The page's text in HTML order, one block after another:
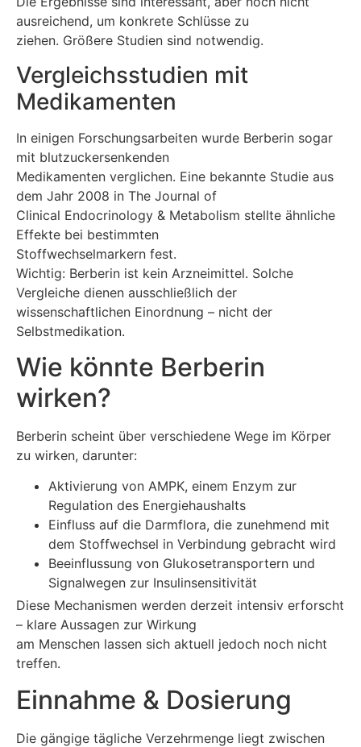
ausreichend, um konkrete Schlüsse zu
ziehen. Größere Studien sind notwendig.
Vergleichsstudien mit
Medikamenten
In einigen Forschungsarbeiten wurde Berberin sogar
mit blutzuckersenkenden
Medikamenten verglichen. Eine bekannte Studie aus
dem Jahr 2008 in The Journal of
Clinical Endocrinology & Metabolism stellte ähnliche
Effekte bei bestimmten
Stoffwechselmarkern fest.
Wichtig: Berberin ist kein Arzneimittel. Solche
Vergleiche dienen ausschließlich der
wissenschaftlichen Einordnung – nicht der
Selbstmedikation.
Wie könnte Berberin
wirken?
Berberin scheint über verschiedene Wege im Körper
zu wirken, darunter:
Aktivierung von AMPK, einem Enzym zur
Regulation des Energiehaushalts
Einfluss auf die Darmflora, die zunehmend mit
dem Stoffwechsel in Verbindung gebracht wird
Beeinflussung von Glukosetransportern und
Signalwegen zur Insulinsensitivität
Diese Mechanismen werden derzeit intensiv erforscht
– klare Aussagen zur Wirkung
am Menschen lassen sich aktuell jedoch noch nicht
treffen.
Einnahme & Dosierung
Die gängige tägliche Verzehrmenge liegt zwischen